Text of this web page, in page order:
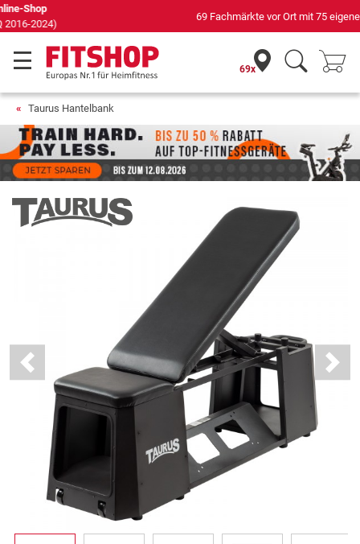
69 Fachmärkte vor Ort mit 75 eigenen Servicetechnikern
69x
Taurus Hantelbank
Previous Next